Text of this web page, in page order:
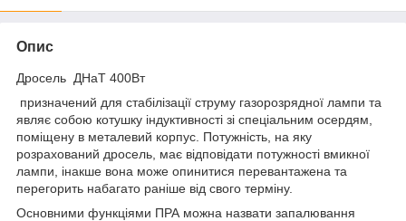
Опис
Дросель ДНаТ 400Вт
призначений для стабілізації струму газорозрядної лампи та
являє собою котушку індуктивності зі спеціальним осердям,
поміщену в металевий корпус. Потужність, на яку
розрахований дросель, має відповідати потужності вмикної
лампи, інакше вона може опинитися перевантажена та
перегорить набагато раніше від свого терміну.
Основними функціями ПРА можна назвати запалювання